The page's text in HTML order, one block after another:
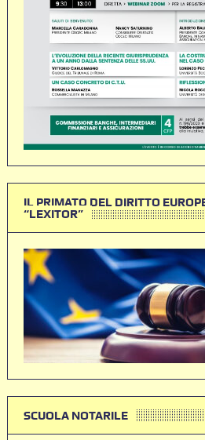
IL PRIMATO DEL DIRITTO
“LEXITOR”
SCUOLA NOTARILE